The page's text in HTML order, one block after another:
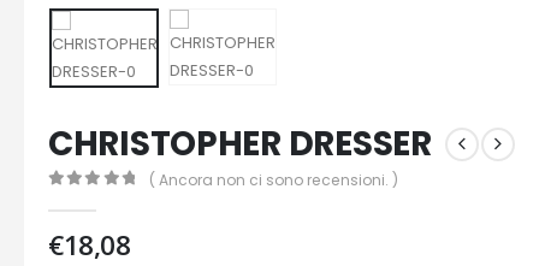
CHRISTOPHER DRESSER
( Ancora non ci sono recensioni. )
€18,08